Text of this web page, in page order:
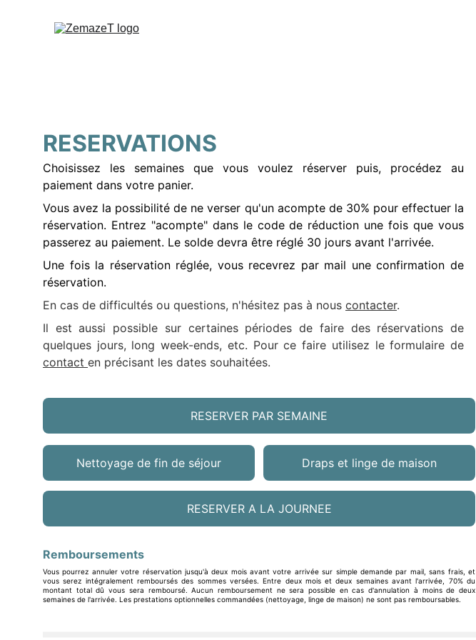
RESERVATIONS
Choisissez les semaines que vous voulez réserver puis, procédez au
paiement dans votre panier.
Vous avez la possibilité de ne verser qu'un acompte de 30% pour effectuer la
réservation. Entrez "acompte" dans le code de réduction une fois que vous
passerez au paiement. Le solde devra être réglé 30 jours avant l'arrivée.
Une fois la réservation réglée, vous recevrez par mail une confirmation de
réservation.
En cas de difficultés ou questions, n'hésitez pas à nous contacter.
Il est aussi possible sur certaines périodes de faire des réservations de
quelques jours, long week-ends, etc. Pour ce faire utilisez le formulaire de
contact en précisant les dates souhaitées.
Remboursements
Vous pourrez annuler votre réservation jusqu'à deux mois avant votre arrivée sur simple demande par mail, sans frais, et
vous serez intégralement remboursés des sommes versées. Entre deux mois et deux semaines avant l'arrivée, 70% du
montant total dû vous sera remboursé. Aucun remboursement ne sera possible en cas d'annulation à moins de deux
semaines de l'arrivée. Les prestations optionnelles commandées (nettoyage, linge de maison) ne sont pas remboursables.
RESERVER PAR SEMAINE
Nettoyage de fin de séjour Draps et linge de maison
RESERVER A LA JOURNEE